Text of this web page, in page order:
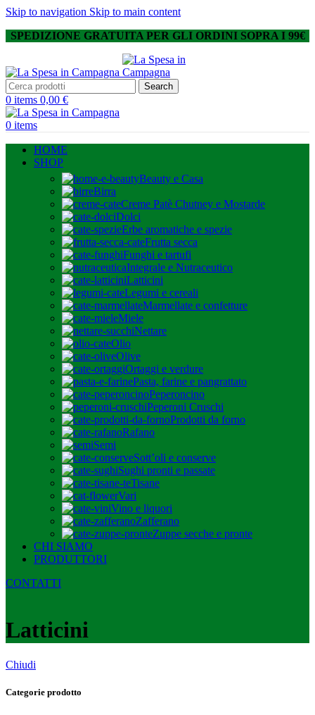
Skip to navigation Skip to main content
SPEDIZIONE GRATUITA PER GLI ORDINI SOPRA I 99€
Search
0 items 0,00 €
0 items
HOME
SHOP
Beauty e Casa
Birra
Creme Patè Chutney e Mostarde
Dolci
Erbe aromatiche e spezie
Frutta secca
Funghi e tartufi
Integrale e Nutraceutico
Latticini
Legumi e cereali
Marmellate e confetture
Miele
Nettare
Olio
Olive
Ortaggi e verdure
Pasta, farine e pangrattato
Peperoncino
Peperoni Cruschi
Prodotti da forno
Rafano
Semi
Sott’oli e conserve
Sughi pronti e passate
Tisane
Vari
Vino e liquori
Zafferano
Zuppe secche e pronte
CHI SIAMO
PRODUTTORI
CONTATTI
Latticini
Chiudi
Categorie prodotto